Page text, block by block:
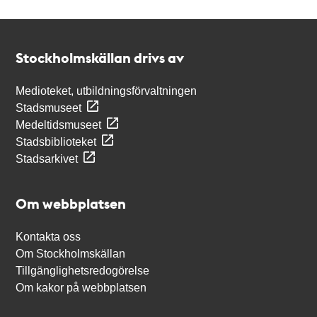
Stockholmskällan drivs av
Medioteket, utbildningsförvaltningen
Stadsmuseet
Medeltidsmuseet
Stadsbiblioteket
Stadsarkivet
Om webbplatsen
Kontakta oss
Om Stockholmskällan
Tillgänglighetsredogörelse
Om kakor på webbplatsen